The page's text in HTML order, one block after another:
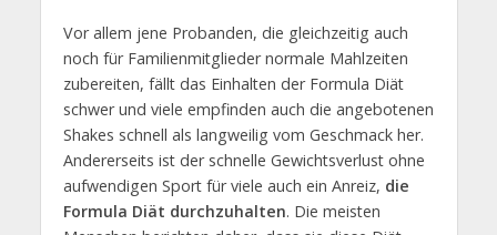
Vor allem jene Probanden, die gleichzeitig auch
noch für Familienmitglieder normale Mahlzeiten
zubereiten, fällt das Einhalten der Formula Diät
schwer und viele empfinden auch die angebotenen
Shakes schnell als langweilig vom Geschmack her.
Andererseits ist der schnelle Gewichtsverlust ohne
aufwendigen Sport für viele auch ein Anreiz, die
Formula Diät durchzuhalten. Die meisten